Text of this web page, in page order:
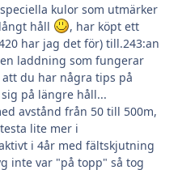
kulor som utmärker
håll
, har köpt ett
har jag det för) till.243:an
laddning som fungerar
du har några tips på
på längre håll...
avstånd från 50 till 500m,
lite mer i
i 4år med fältskjutning
inte var "på topp" så tog